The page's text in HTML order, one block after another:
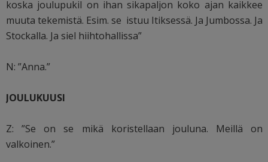
koska joulupukil on ihan sikapaljon koko ajan kaikkee
muuta tekemistä. Esim. se istuu Itiksessä. Ja Jumbossa. Ja
Stockalla. Ja siel hiihtohallissa”
N: ”Anna.”
JOULUKUUSI
Z: ”Se on se mikä koristellaan jouluna. Meillä on
valkoinen.”